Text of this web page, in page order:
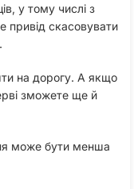
у тому числі з
привід скасовувати
на дорогу. А якщо
зможете ще й
може бути менша